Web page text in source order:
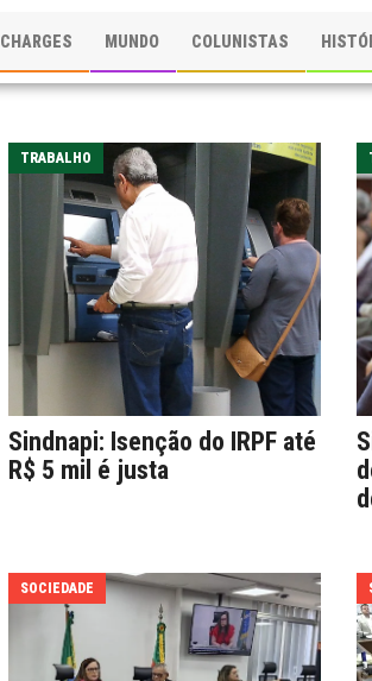
CHARGES MUNDO COLUNISTAS
TRABALHO
Sindnapi: Isenção do IRPF até
R$ 5 mil é justa
SOCIEDADE